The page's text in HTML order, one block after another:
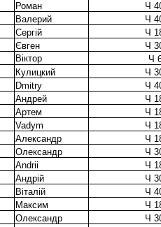
Роман
Ч
Валерий
Ч
Сергій
Ч
Євген
Ч
Віктор
Ч
Кулицкий
Ч
Dmitry
Ч
Андрей
Ч
Артем
Ч
Vadym
Ч
Александр
Ч
Олександр
Ч
Andrii
Ч
Андрій
Ч
Віталій
Ч
Максим
Ч
Олександр
Ч